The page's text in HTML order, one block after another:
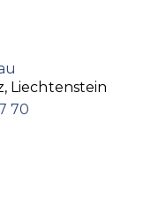
Liechtenstein
70